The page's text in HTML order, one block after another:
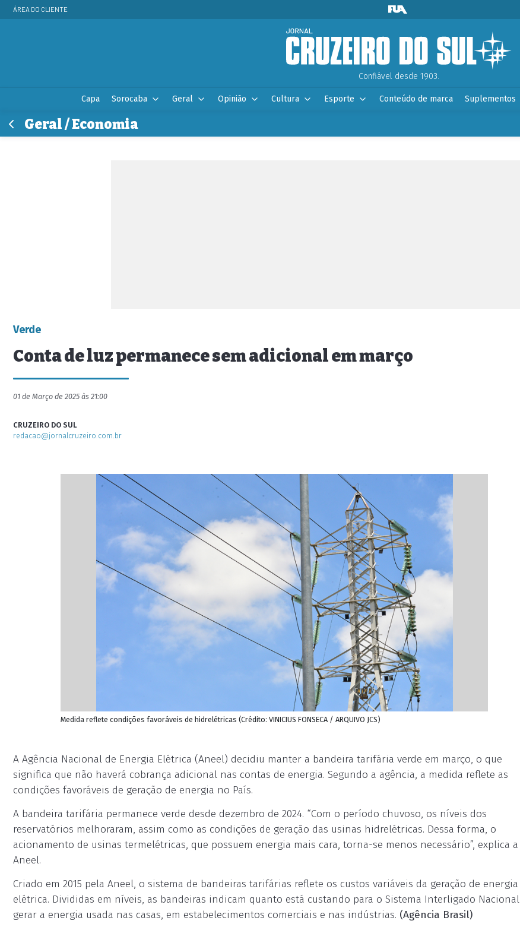
ÁREA DO CLIENTE
Confiável desde 1903.
Capa Sorocaba Geral Opinião Cultura Esporte Conteúdo de marca Suplementos
Geral / Economia
Verde
Conta de luz permanece sem adicional em março
01 de Março de 2025 às 21:00
CRUZEIRO DO SUL
redacao@jornalcruzeiro.com.br
Medida reflete condições favoráveis de hidrelétricas (Crédito: VINICIUS FONSECA / ARQUIVO JCS)
A Agência Nacional de Energia Elétrica (Aneel) decidiu manter a bandeira tarifária verde em março, o que
significa que não haverá cobrança adicional nas contas de energia. Segundo a agência, a medida reflete as
condições favoráveis de geração de energia no País.
A bandeira tarifária permanece verde desde dezembro de 2024. “Com o período chuvoso, os níveis dos
reservatórios melhoraram, assim como as condições de geração das usinas hidrelétricas. Dessa forma, o
acionamento de usinas termelétricas, que possuem energia mais cara, torna-se menos necessário”, explica a
Aneel.
Criado em 2015 pela Aneel, o sistema de bandeiras tarifárias reflete os custos variáveis da geração de energia
elétrica. Divididas em níveis, as bandeiras indicam quanto está custando para o Sistema Interligado Nacional
gerar a energia usada nas casas, em estabelecimentos comerciais e nas indústrias. (Agência Brasil)